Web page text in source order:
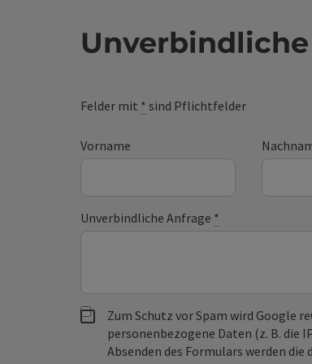
Felder mit * sind Pflichtfelder
Vorname
Unverbindliche Anfrage *
Zum Schutz vor Spam wird Google
personenbezogene Daten (z. B. die
Absenden des Formulars werden